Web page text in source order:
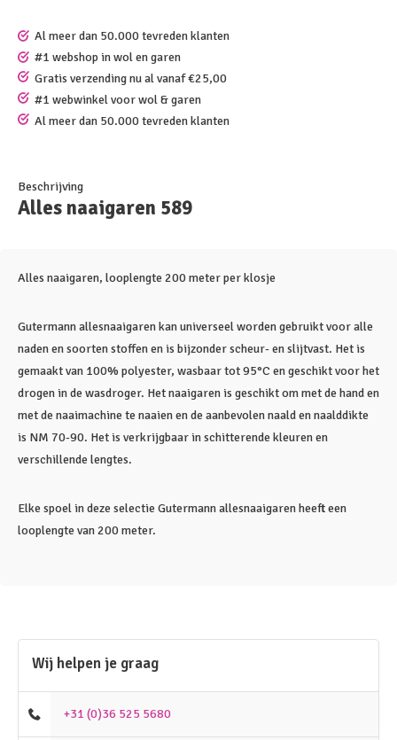
Al meer dan 50.000 tevreden klanten
#1 webshop in wol en garen
Gratis verzending nu al vanaf €25,00
#1 webwinkel voor wol & garen
Al meer dan 50.000 tevreden klanten
Beschrijving
Alles naaigaren 589
Alles naaigaren, looplengte 200 meter per klosje
Gutermann allesnaaigaren kan universeel worden gebruikt voor alle
naden en soorten stoffen en is bijzonder scheur- en slijtvast. Het is
gemaakt van 100% polyester, wasbaar tot 95°C en geschikt voor het
drogen in de wasdroger. Het naaigaren is geschikt om met de hand en
met de naaimachine te naaien en de aanbevolen naald en naalddikte
is NM 70-90. Het is verkrijgbaar in schitterende kleuren en
verschillende lengtes.
Elke spoel in deze selectie Gutermann allesnaaigaren heeft een
looplengte van 200 meter.
Wij helpen je graag
+31 (0)36 525 5680